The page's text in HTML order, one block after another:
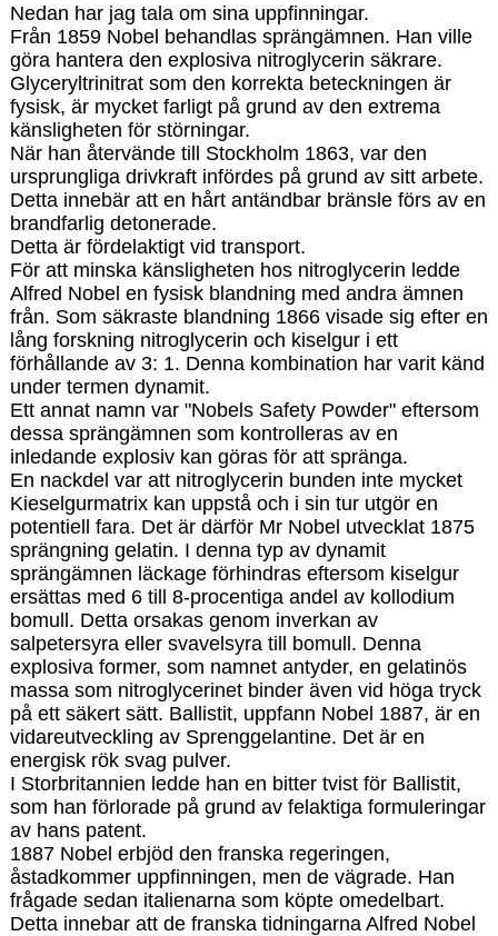
Nedan har jag tala om sina uppfinningar.
Från 1859 Nobel behandlas sprängämnen. Han ville
göra hantera den explosiva nitroglycerin säkrare.
Glyceryltrinitrat som den korrekta beteckningen är
fysisk, är mycket farligt på grund av den extrema
känsligheten för störningar.
När han återvände till Stockholm 1863, var den
ursprungliga drivkraft infördes på grund av sitt arbete.
Detta innebär att en hårt antändbar bränsle förs av en
brandfarlig detonerade.
Detta är fördelaktigt vid transport.
För att minska känsligheten hos nitroglycerin ledde
Alfred Nobel en fysisk blandning med andra ämnen
från. Som säkraste blandning 1866 visade sig efter en
lång forskning nitroglycerin och kiselgur i ett
förhållande av 3: 1. Denna kombination har varit känd
under termen dynamit.
Ett annat namn var "Nobels Safety Powder" eftersom
dessa sprängämnen som kontrolleras av en
inledande explosiv kan göras för att spränga.
En nackdel var att nitroglycerin bunden inte mycket
Kieselgurmatrix kan uppstå och i sin tur utgör en
potentiell fara. Det är därför Mr Nobel utvecklat 1875
sprängning gelatin. I denna typ av dynamit
sprängämnen läckage förhindras eftersom kiselgur
ersättas med 6 till 8-procentiga andel av kollodium
bomull. Detta orsakas genom inverkan av
salpetersyra eller svavelsyra till bomull. Denna
explosiva former, som namnet antyder, en gelatinös
massa som nitroglycerinet binder även vid höga tryck
på ett säkert sätt. Ballistit, uppfann Nobel 1887, är en
vidareutveckling av Sprenggelantine. Det är en
energisk rök svag pulver.
I Storbritannien ledde han en bitter tvist för Ballistit,
som han förlorade på grund av felaktiga formuleringar
av hans patent.
1887 Nobel erbjöd den franska regeringen,
åstadkommer uppfinningen, men de vägrade. Han
frågade sedan italienarna som köpte omedelbart.
Detta innebar att de franska tidningarna Alfred Nobel